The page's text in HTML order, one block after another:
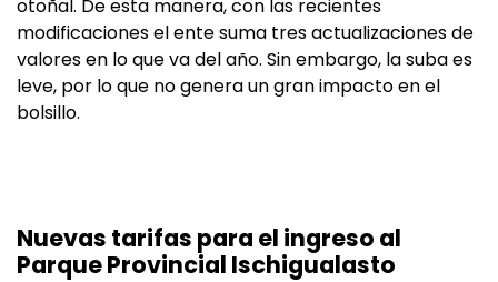
otoñal. De esta manera, con las recientes
modificaciones el ente suma tres actualizaciones de
valores en lo que va del año. Sin embargo, la suba es
leve, por lo que no genera un gran impacto en el
bolsillo.
Nuevas tarifas para el ingreso al
Parque Provincial Ischigualasto